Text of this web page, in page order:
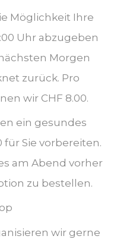
Möglichkeit Ihre
Uhr abzugeben
Morgen
zurück. Pro
wir CHF 8.00.
ein gesundes
für Sie vorbereiten.
am Abend vorher
zu bestellen.
wir gerne